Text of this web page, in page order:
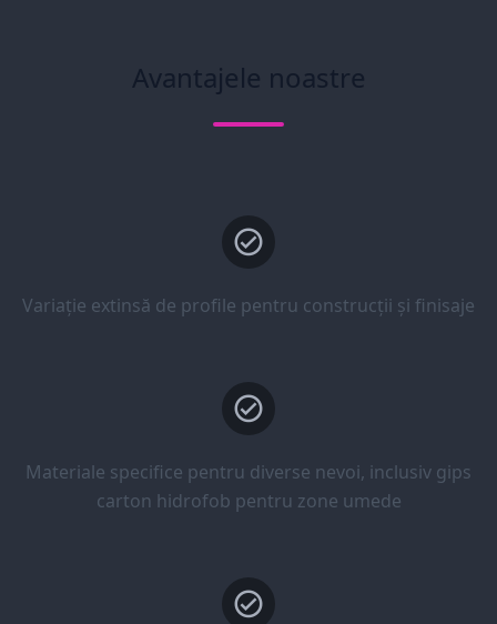
Avantajele noastre
Variație extinsă de profile pentru construcții și finisaje
Materiale specifice pentru diverse nevoi, inclusiv gips
carton hidrofob pentru zone umede